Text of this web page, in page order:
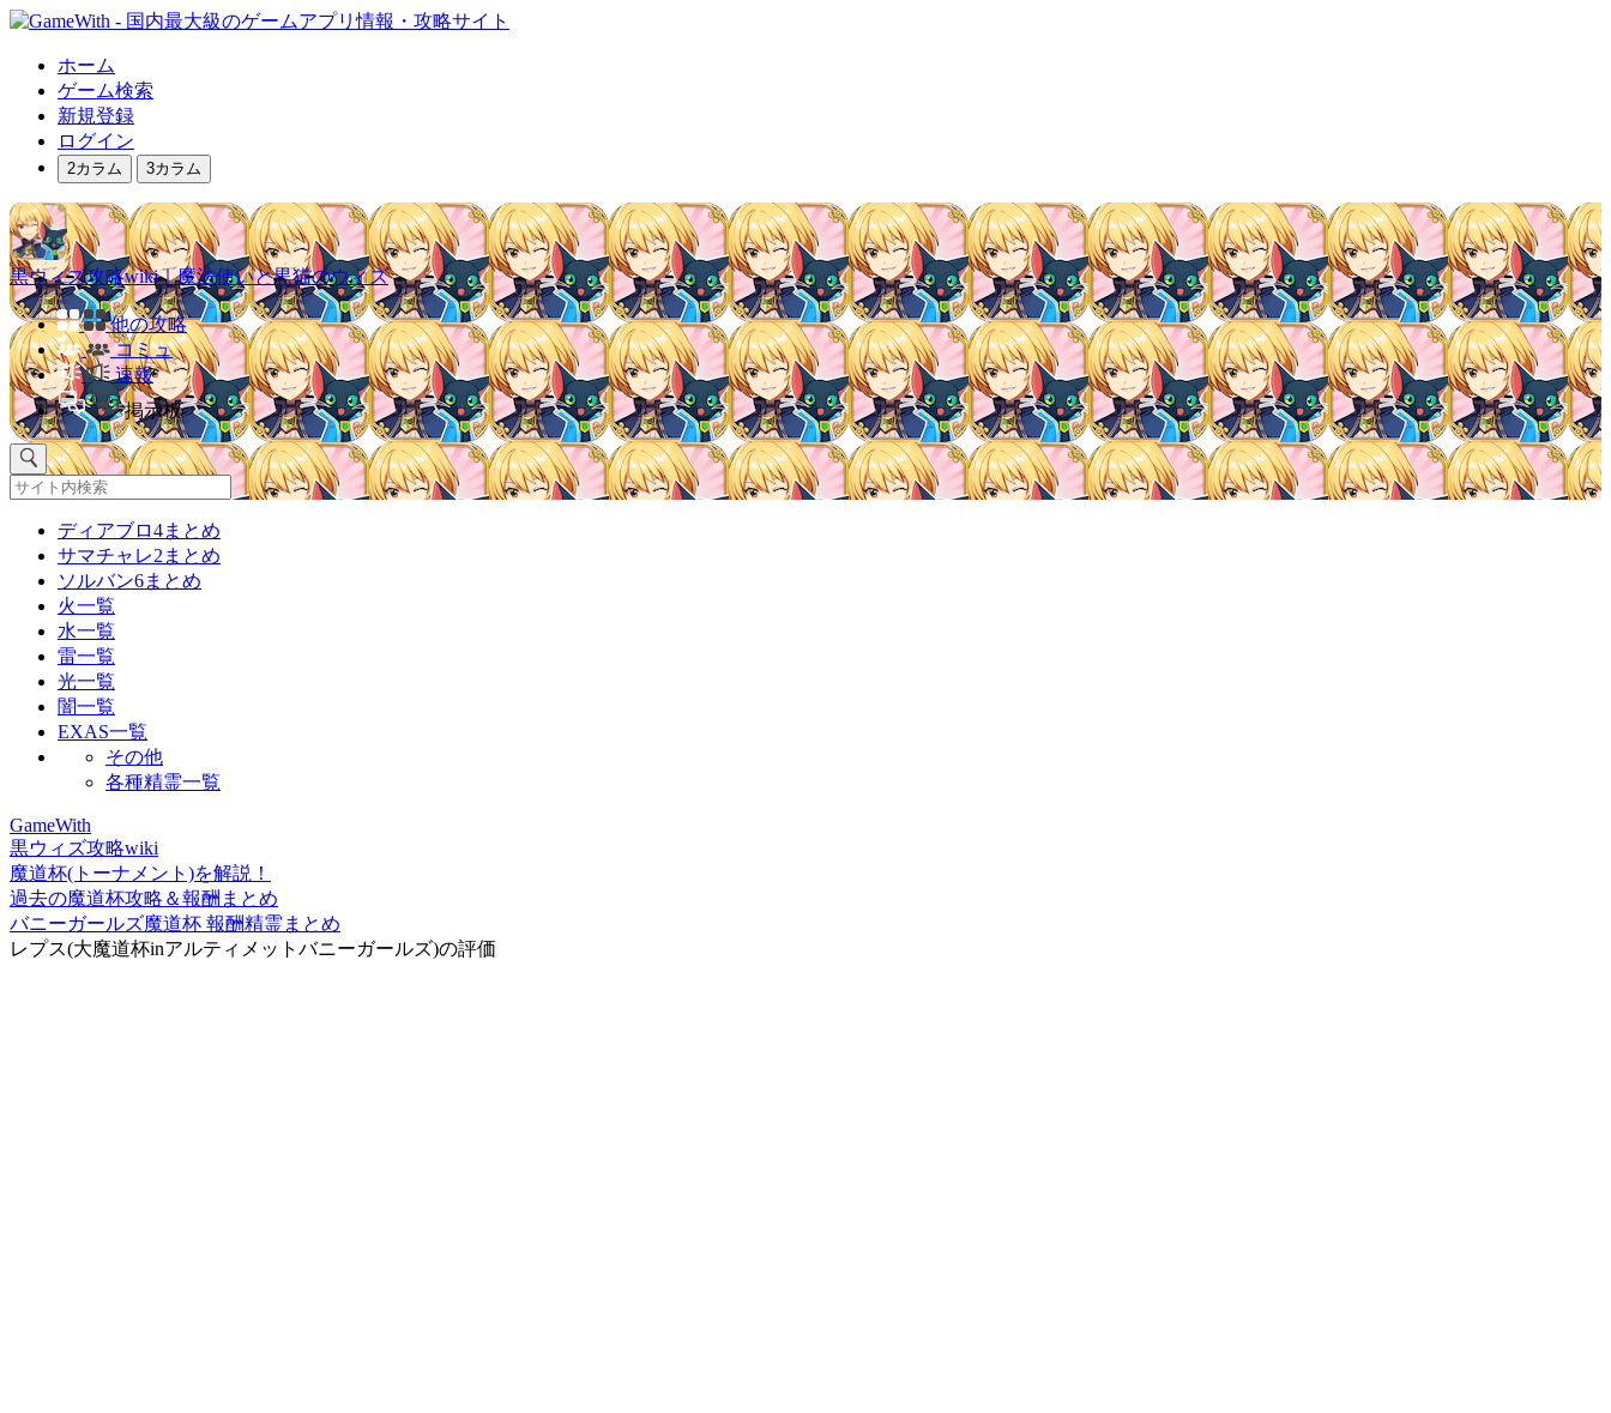
ホーム
ゲーム検索
新規登録
ログイン
2カラム 3カラム
黒ウィズ攻略wiki｜魔法使いと黒猫のウィズ
他の攻略
コミュ
速報
掲示板
ディアブロ4まとめ
サマチャレ2まとめ
ソルバン6まとめ
火一覧
水一覧
雷一覧
光一覧
闇一覧
EXAS一覧
その他
各種精霊一覧
GameWith
黒ウィズ攻略wiki
魔道杯(トーナメント)を解説！
過去の魔道杯攻略＆報酬まとめ
バニーガールズ魔道杯 報酬精霊まとめ
レプス(大魔道杯inアルティメットバニーガールズ)の評価